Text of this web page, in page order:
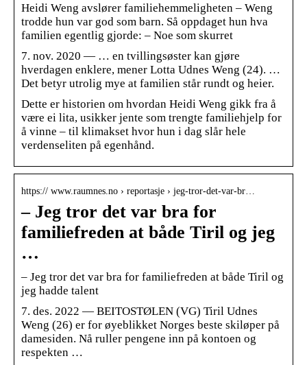
Heidi Weng avslører familiehemmeligheten – Weng
trodde hun var god som barn. Så oppdaget hun hva
familien egentlig gjorde: – Noe som skurret
7. nov. 2020 — … en tvillingsøster kan gjøre
hverdagen enklere, mener Lotta Udnes Weng (24). …
Det betyr utrolig mye at familien står rundt og heier.
Dette er historien om hvordan Heidi Weng gikk fra å
være ei lita, usikker jente som trengte familiehjelp for
å vinne – til klimakset hvor hun i dag slår hele
verdenseliten på egenhånd.
https:// www.raumnes.no › reportasje › jeg-tror-det-var-br…
– Jeg tror det var bra for
familiefreden at både Tiril og jeg
…
– Jeg tror det var bra for familiefreden at både Tiril og
jeg hadde talent
7. des. 2022 — BEITOSTØLEN (VG) Tiril Udnes
Weng (26) er for øyeblikket Norges beste skiløper på
damesiden. Nå ruller pengene inn på kontoen og
respekten …